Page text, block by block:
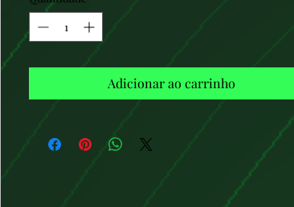
Adicionar ao carrinho